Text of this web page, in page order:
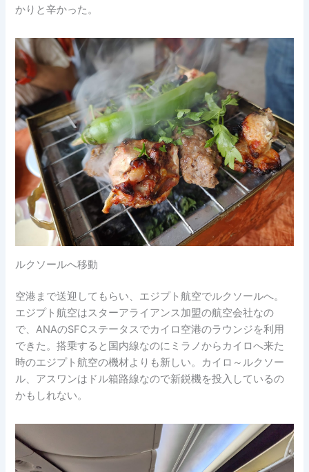
かりと辛かった。
ルクソールへ移動
空港まで送迎してもらい、エジプト航空でルクソールへ。
エジプト航空はスターアライアンス加盟の航空会社なの
で、ANAのSFCステータスでカイロ空港のラウンジを利用
できた。搭乗すると国内線なのにミラノからカイロへ来た
時のエジプト航空の機材よりも新しい。カイロ～ルクソー
ル、アスワンはドル箱路線なので新鋭機を投入しているの
かもしれない。